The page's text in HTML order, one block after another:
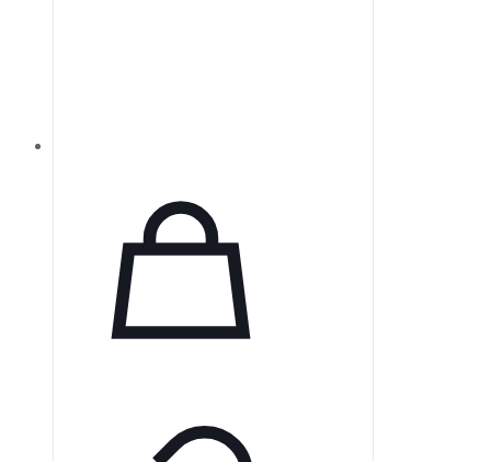
поддержку благодаря специально
разработанному аккумулятору.